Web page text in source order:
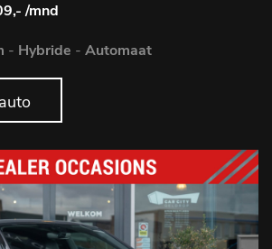
/mnd
- Hybride - Automaat